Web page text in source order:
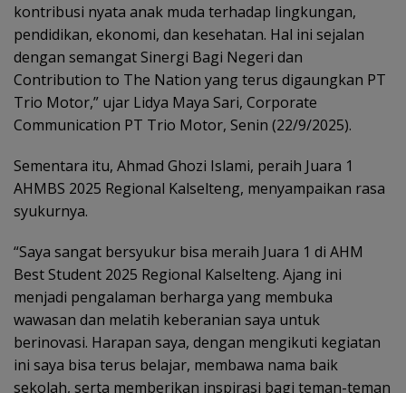
kontribusi nyata anak muda terhadap lingkungan,
pendidikan, ekonomi, dan kesehatan. Hal ini sejalan
dengan semangat Sinergi Bagi Negeri dan
Contribution to The Nation yang terus digaungkan PT
Trio Motor,” ujar Lidya Maya Sari, Corporate
Communication PT Trio Motor, Senin (22/9/2025).
Sementara itu, Ahmad Ghozi Islami, peraih Juara 1
AHMBS 2025 Regional Kalselteng, menyampaikan rasa
syukurnya.
“Saya sangat bersyukur bisa meraih Juara 1 di AHM
Best Student 2025 Regional Kalselteng. Ajang ini
menjadi pengalaman berharga yang membuka
wawasan dan melatih keberanian saya untuk
berinovasi. Harapan saya, dengan mengikuti kegiatan
ini saya bisa terus belajar, membawa nama baik
sekolah, serta memberikan inspirasi bagi teman-teman